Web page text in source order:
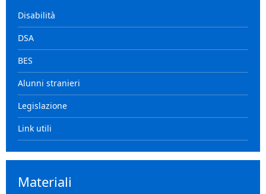
Disabilità
DSA
BES
Alunni stranieri
Legislazione
Link utili
Materiali